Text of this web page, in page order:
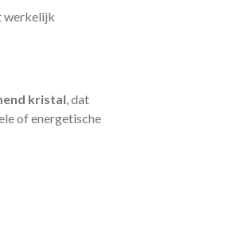
werkelijk
kristal , dat
of energetische